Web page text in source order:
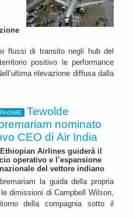
flussi di transito negli hub del
positivo le performance
rilevazione diffusa dalla
Tewolde
nominato
CEO di Air India
Ethiopian Airlines guiderà il
operativo e l’espansione
del vettore indiano
la guida della propria
dimissioni di Campbell Wilson,
della compagnia sotto il